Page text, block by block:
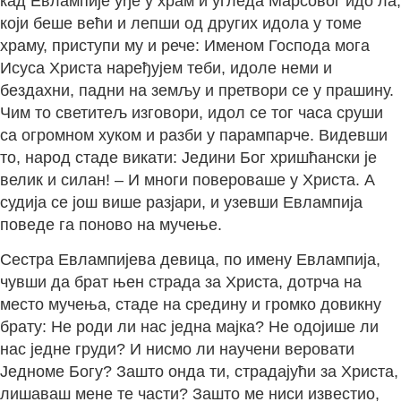
који беше већи и лепши од других идола у томе
храму, приступи му и рече: Именом Господа мога
Исуса Христа наређујем теби, идоле неми и
бездахни, падни на земљу и претвори се у прашину.
Чим то светитељ изговори, идол се тог часа сруши
са огромном хуком и разби у парампарче. Видевши
то, народ стаде викати: Једини Бог хришћански је
велик и силан! – И многи повероваше у Христа. А
судија се још више разјари, и узевши Евлампија
поведе га поново на мучење.
Сестра Евлампијева девица, по имену Евлампија,
чувши да брат њен страда за Христа, дотрча на
место мучења, стаде на средину и громко довикну
брату: He роди ли нас једна мајка? He одојише ли
нас једне груди? И нисмо ли научени веровати
Једноме Богу? Зашто онда ти, страдајући за Христа,
лишаваш мене те части? Зашто ме ниси известио,